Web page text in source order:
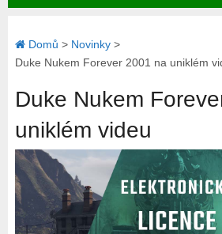
Domů > Novinky>
Duke Nukem Forever 2001 na uniklém
Duke Nukem
uniklém videu